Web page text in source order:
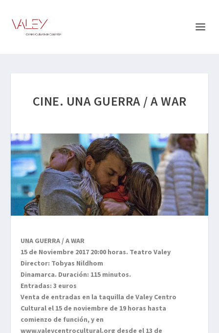
CINE. UNA GUERRA / A WAR
UNA GUERRA / A WAR
15 de Noviembre 2017 20:00 horas. Teatro Valey
Director: Tobyas Nildhom
Dinamarca. Duración: 115 minutos.
Entradas: 3 euros
Venta de entradas en la taquilla de Valey Centro
Cultural el 15 de noviembre de 19 horas hasta
comienzo de función, y en
www.valeycentrocultural.org desde el 13 de